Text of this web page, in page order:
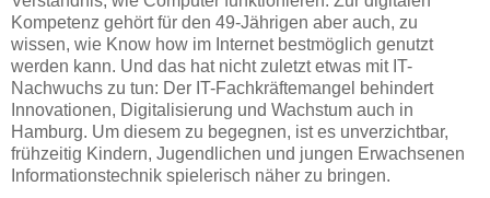
Kompetenz gehört für den 49-Jährigen aber auch, zu
wissen, wie Know how im Internet bestmöglich genutzt
werden kann. Und das hat nicht zuletzt etwas mit IT-
Nachwuchs zu tun: Der IT-Fachkräftemangel behindert
Innovationen, Digitalisierung und Wachstum auch in
Hamburg. Um diesem zu begegnen, ist es unverzichtbar,
frühzeitig Kindern, Jugendlichen und jungen Erwachsenen
Informationstechnik spielerisch näher zu bringen.